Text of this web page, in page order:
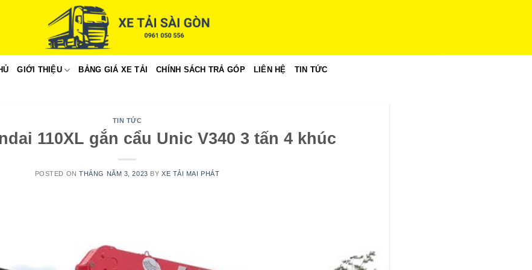
GIỚI THIỆU BẢNG GIÁ XE TẢI CHÍNH SÁCH TRẢ GÓP LIÊN HỆ TIN TỨC
TIN TỨC
110XL gắn cẩu Unic V340 3 tấn 4 khúc
POSTED ONTHÁNG NĂM 3, 2023 BY XE TẢI MAI PHÁT